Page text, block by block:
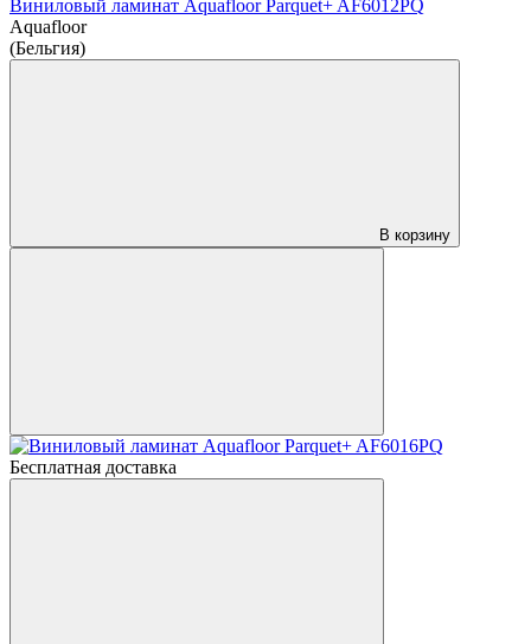
Виниловый ламинат Aquafloor Parquet+ AF6012PQ
Aquafloor
(Бельгия)
В корзину
Бесплатная доставка